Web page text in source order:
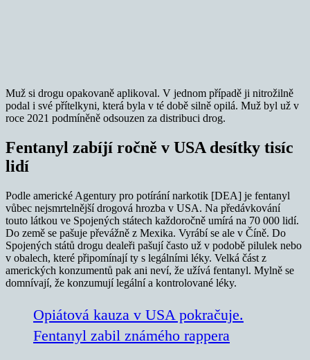
Muž si drogu opakovaně aplikoval. V jednom případě ji nitrožilně
podal i své přítelkyni, která byla v té době silně opilá. Muž byl už v
roce 2021 podmíněně odsouzen za distribuci drog.
Fentanyl zabíjí ročně v USA desítky tisíc
lidí
Podle americké Agentury pro potírání narkotik [DEA] je fentanyl
vůbec nejsmrtelnější drogová hrozba v USA. Na předávkování
touto látkou ve Spojených státech každoročně umírá na 70 000 lidí.
Do země se pašuje převážně z Mexika. Vyrábí se ale v Číně. Do
Spojených států drogu dealeři pašují často už v podobě pilulek nebo
v obalech, které připomínají ty s legálními léky. Velká část z
amerických konzumentů pak ani neví, že užívá fentanyl. Mylně se
domnívají, že konzumují legální a kontrolované léky.
Opiátová kauza v USA pokračuje.
Fentanyl zabil známého rappera